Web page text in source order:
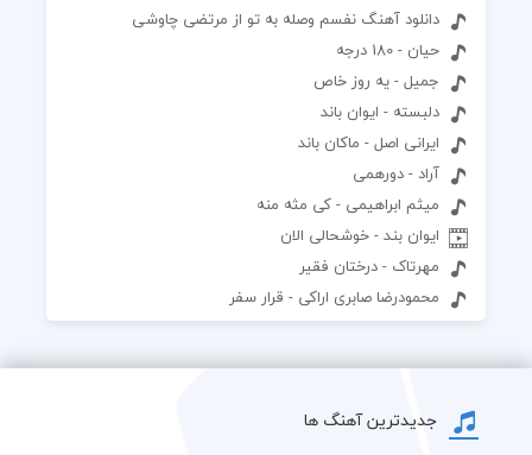
دانلود آهنگ نفسم وصله به تو از مرتضی چاوشی
حیان - 180 درجه
جمیل - یه روز خاص
دلبسته - ایوان باند
ایرانی اصل - ماکان باند
آراد - دورهمی
میثم ابراهیمی - کی مثه منه
ایوان بند - خوشحالی الان
مهرتاک - درختان فقیر
محمودرضا صابری اراکی - قرار سفر
جدیدترین آهنگ ها